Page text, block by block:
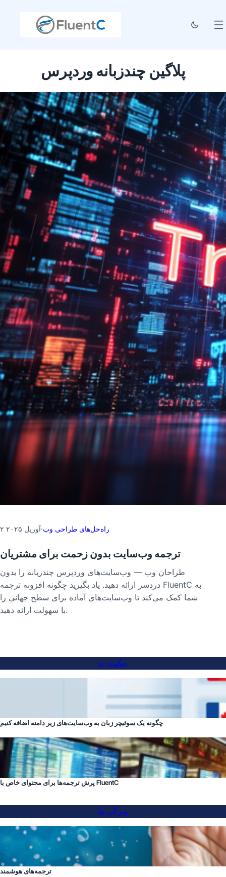
پلاگین چندزبانه وردپرس
۲ آوریل ۲۰۲۵·راه‌حل‌های طراحی وب
ترجمه وب‌سایت بدون زحمت برای مشتریان
طراحان وب — وب‌سایت‌های وردپرس چندزبانه را بدون
دردسر ارائه دهید. یاد بگیرید چگونه افزونه ترجمه FluentC به
شما کمک می‌کند تا وب‌سایت‌های آماده برای سطح جهانی را
با سهولت ارائه دهید.
چگونه به
چگونه یک سوئیچر زبان به وب‌سایت‌های زیر دامنه اضافه کنیم
پرش ترجمه‌ها برای محتوای خاص با FluentC
ویژگی ها
ترجمه‌های هوشمند